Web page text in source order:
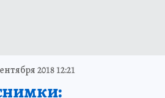
2018 12:21